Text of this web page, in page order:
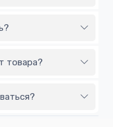
товара?